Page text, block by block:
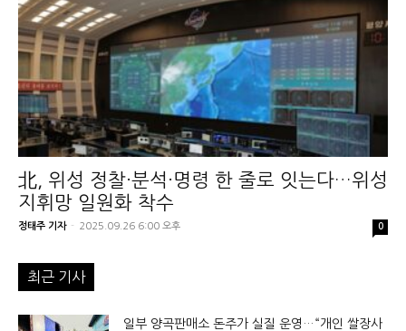
北, 위성 정찰·분석·명령 한 줄로 잇는다…위성
지휘망 일원화 착수
정태주 기자 - 2025.09.26 6:00 오후 0
최근 기사
일부 양곡판매소 돈주가 실질 운영…“개인 쌀장사